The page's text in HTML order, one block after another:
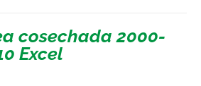
cosechada 2000-
Excel